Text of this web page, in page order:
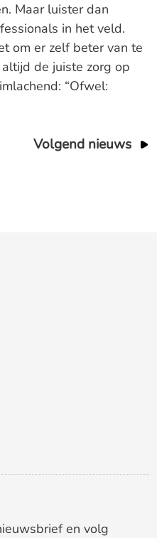
Maar luister dan
in het veld.
om er zelf beter van te
de juiste zorg op
“Ofwel:
Volgend nieuws
en volg